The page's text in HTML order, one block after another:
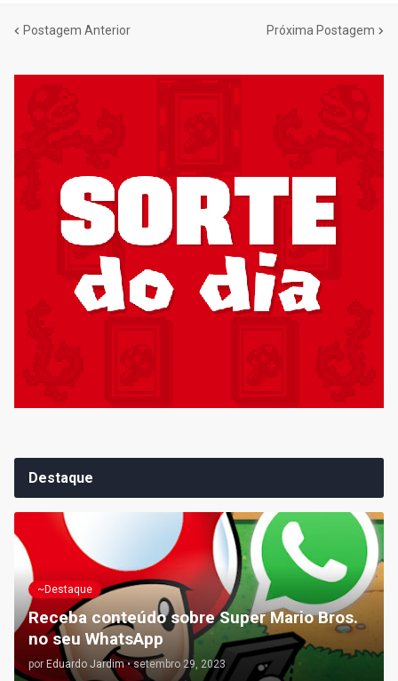
Postagem Anterior Próxima Postagem
Destaque
~Destaque
Receba conteúdo sobre Super Mario Bros.
no seu WhatsApp
por Eduardo Jardim • setembro 29, 2023